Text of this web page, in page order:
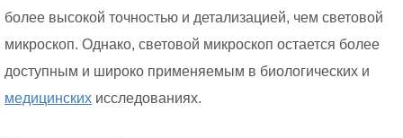
более высокой точностью и детализацией, чем световой
микроскоп. Однако, световой микроскоп остается более
доступным и широко применяемым в биологических и
медицинских исследованиях.